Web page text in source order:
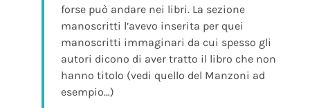
forse può andare nei libri. La sezione
manoscritti l’avevo inserita per quei
manoscritti immaginari da cui spesso gli
autori dicono di aver tratto il libro che non
hanno titolo (vedi quello del Manzoni ad
esempio…)